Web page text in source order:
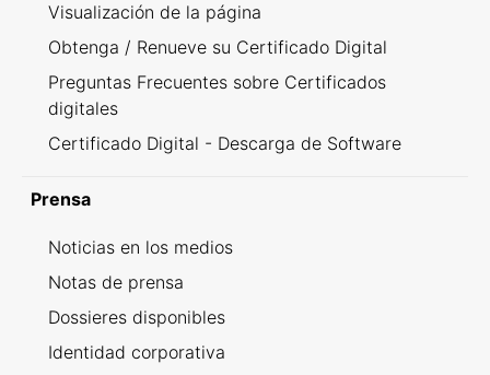
Visualización de la página
Obtenga / Renueve su Certificado Digital
Preguntas Frecuentes sobre Certificados
digitales
Certificado Digital - Descarga de Software
Prensa
Noticias en los medios
Notas de prensa
Dossieres disponibles
Identidad corporativa